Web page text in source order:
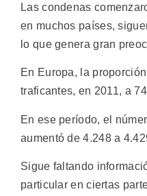
Las condenas
en muchos países,
lo que genera gran
En Europa, la
traficantes, en 2011, a
En ese período, el
aumentó de 4.248 a
Sigue faltando
particular en ciertas